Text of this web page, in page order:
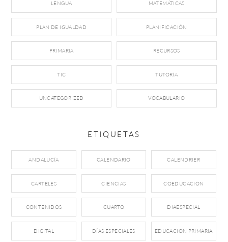
LENGUA MATEMÁTICAS
PLAN DE IGUALDAD PLANIFICACIÓN
PRIMARIA RECURSOS
TIC TUTORÍA
UNCATEGORIZED VOCABULARIO
ETIQUETAS
ANDALUCÍA CALENDARIO CALENDRIER
CARTELES CIENCIAS COEDUCACIÓN
CONTENIDOS CUARTO DIAESPECIAL
DIGITAL DÍAS ESPECIALES EDUCACION PRIMARIA